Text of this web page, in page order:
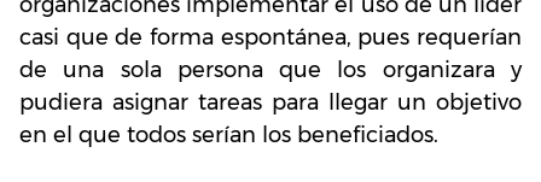
organizaciones implementar el uso de un líder
casi que de forma espontánea, pues requerían
de una sola persona que los organizara y
pudiera asignar tareas para llegar un objetivo
en el que todos serían los beneficiados.